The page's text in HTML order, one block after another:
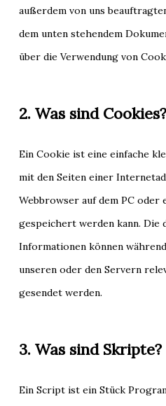
außerdem von uns
dem unten stehendem
über die Verwendung von
2. Was sind Cookies?
Ein Cookie ist eine einfache
mit den Seiten einer
Webbrowser auf dem PC oder
gespeichert werden kann. Die
Informationen können
unseren oder den Servern
gesendet werden.
3. Was sind Skripte?
Ein Script ist ein Stück